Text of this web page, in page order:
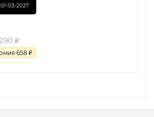
03-2027
₽
658 ₽